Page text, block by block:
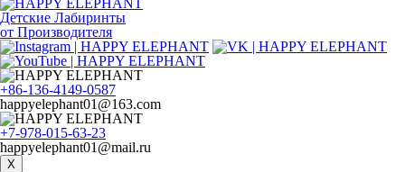
Детские Лабиринты
от Производителя
+86-136-4149-0587
happyelephant01@163.com
+7-978-015-63-23
happyelephant01@mail.ru
X